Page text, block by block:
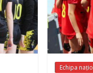
Echipa